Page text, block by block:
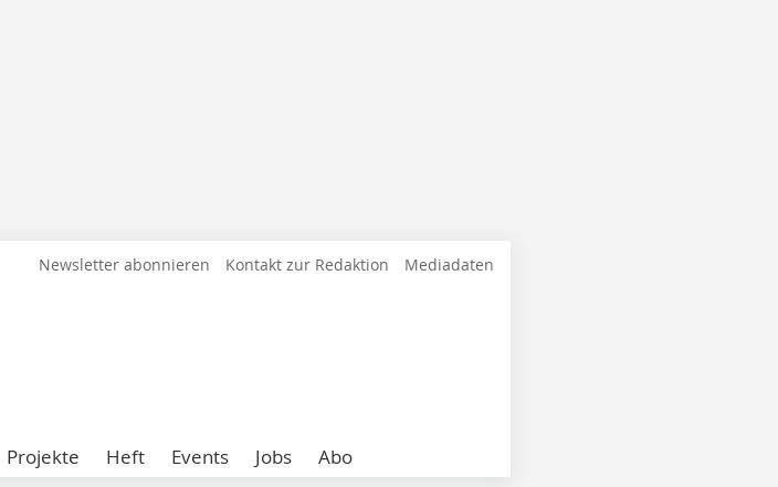
Newsletter abonnieren Kontakt zur Redaktion Mediadaten
Projekte Heft Events Jobs Abo